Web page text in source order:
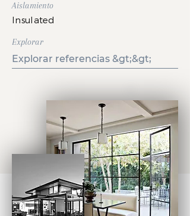
Aislamiento
Insulated
Explorar
Explorar referencias &gt;&gt;